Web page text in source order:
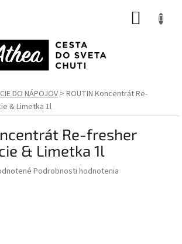
DO NÁPOJOV
ROUTIN Koncentrát Re-
& Limetka 1l
Re-fresher
& Limetka 1l
Podrobnosti hodnotenia